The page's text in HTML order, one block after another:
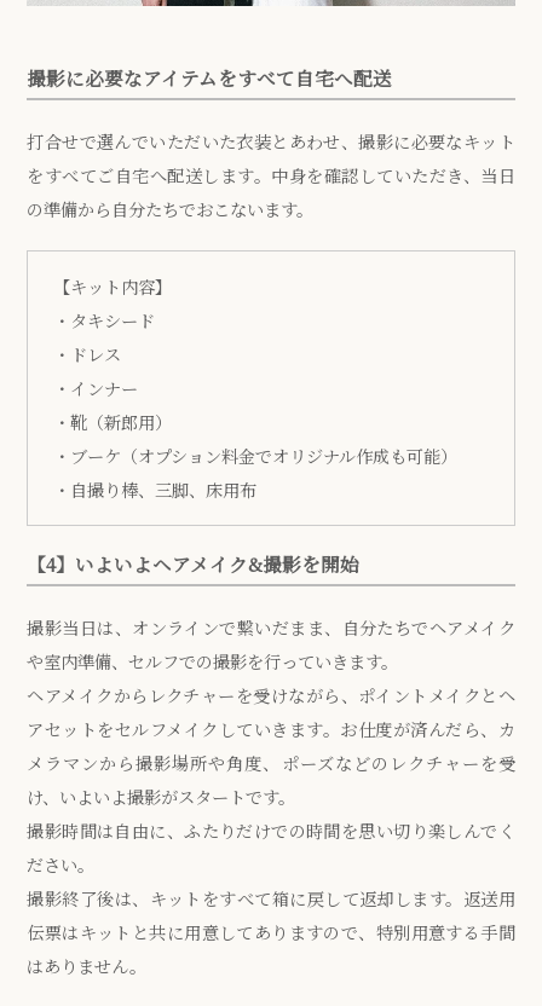
撮影に必要なアイテムをすべて自宅へ配送
打合せで選んでいただいた衣装とあわせ、撮影に必要なキット
をすべてご自宅へ配送します。中身を確認していただき、当日
の準備から自分たちでおこないます。
【キット内容】
・タキシード
・ドレス
・インナー
・靴（新郎用）
・ブーケ（オプション料金でオリジナル作成も可能）
・自撮り棒、三脚、床用布
【4】いよいよヘアメイク&撮影を開始
撮影当日は、オンラインで繋いだまま、自分たちでヘアメイク
や室内準備、セルフでの撮影を行っていきます。
ヘアメイクからレクチャーを受けながら、ポイントメイクとヘ
アセットをセルフメイクしていきます。お仕度が済んだら、カ
メラマンから撮影場所や角度、ポーズなどのレクチャーを受
け、いよいよ撮影がスタートです。
撮影時間は自由に、ふたりだけでの時間を思い切り楽しんでく
ださい。
撮影終了後は、キットをすべて箱に戻して返却します。返送用
伝票はキットと共に用意してありますので、特別用意する手間
はありません。